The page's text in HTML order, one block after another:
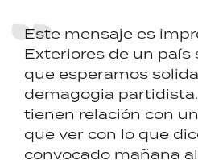
Este mensaje es
Exteriores de un país
que esperamos
demagogia
tienen relación con
que ver con lo que
convocado mañana